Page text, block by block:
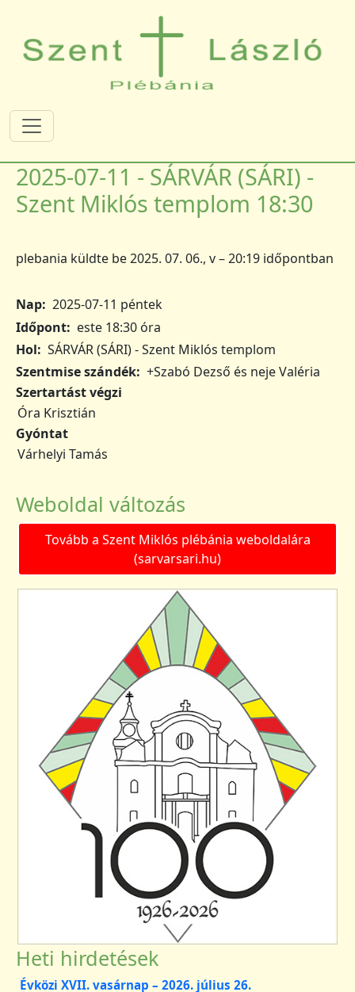
2025-07-11 - SÁRVÁR (SÁRI) -
Szent Miklós templom 18:30
plebania küldte be2025. 07. 06., v – 20:19 időpontban
Nap 2025-07-11 péntek
Időpont
este 18:30 óra
Hol
SÁRVÁR (SÁRI) - Szent Miklós templom
Szentmise szándék +Szabó Dezső és neje Valéria
Szertartást végzi
Óra Krisztián
Gyóntat
Várhelyi Tamás
Weboldal változás
Tovább a Szent Miklós plébánia weboldalára
(sarvarsari.hu)
Heti hirdetések
Évközi XVII. vasárnap – 2026. július 26.